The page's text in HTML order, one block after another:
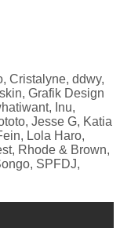
Cristalyne, ddwy,
Grafik Design
Inu,
Jesse G, Katia
Lola Haro,
Rhode & Brown,
SPFDJ,